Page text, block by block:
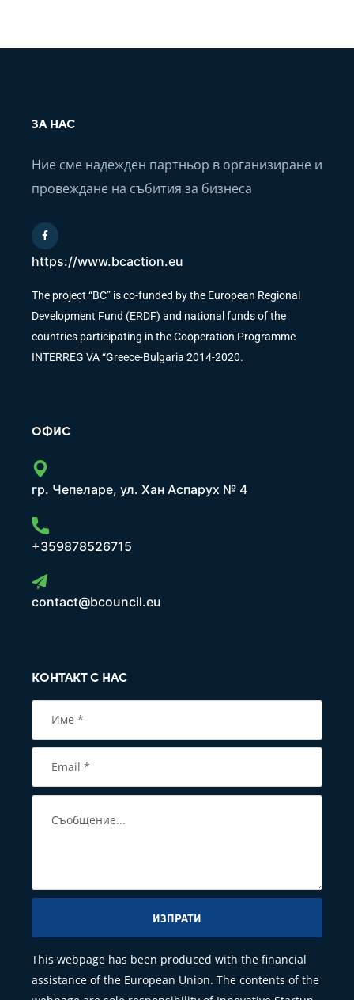
ЗА НАС
Ние сме надежден партньор в организиране и
провеждане на събития за бизнеса
https://www.bcaction.eu
The project “BC” is co-funded by the European Regional
Development Fund (ERDF) and national funds of the
countries participating in the Cooperation Programme
INTERREG VA “Greece-Bulgaria 2014-2020.
ОФИС
гр. Чепеларе, ул. Хан Аспарух № 4
+359878526715
contact@bcouncil.eu
КОНТАКТ С НАС
ИЗПРАТИ
This webpage has been produced with the financial
assistance of the European Union. The contents of the